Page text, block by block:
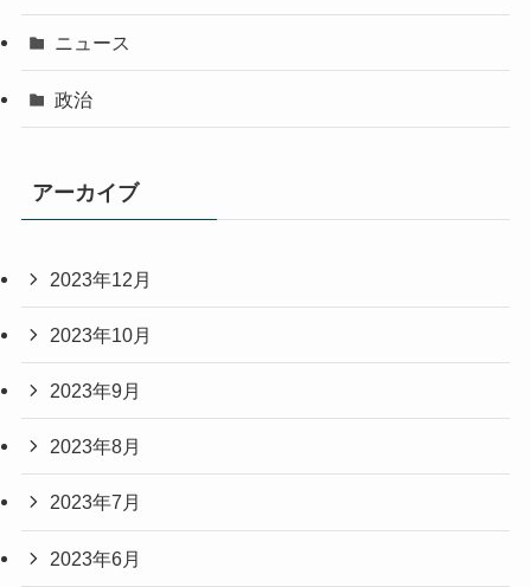
ニュース
政治
アーカイブ
2023年12月
2023年10月
2023年9月
2023年8月
2023年7月
2023年6月